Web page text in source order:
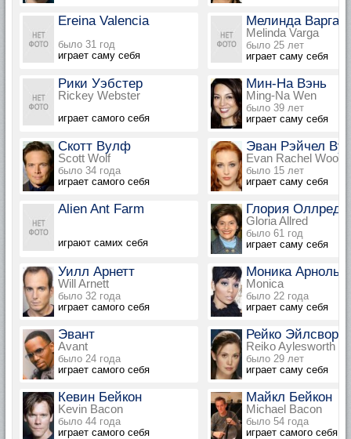
Ereina Valencia
было 31 год
играет саму себя
Мелинда Варга
Melinda Varga
было 25 лет
играет саму себя
Рики Уэбстер
Rickey Webster
играет самого себя
Мин-На Вэнь
Ming-Na Wen
было 39 лет
играет саму себя
Скотт Вулф
Scott Wolf
было 34 года
играет самого себя
Эван Рэйчел Вуд
Evan Rachel Wood
было 15 лет
играет саму себя
Alien Ant Farm
играют самих себя
Глория Оллред
Gloria Allred
было 61 год
играет саму себя
Уилл Арнетт
Will Arnett
было 32 года
играет самого себя
Моника Арнольд
Monica
было 22 года
играет саму себя
Эвант
Avant
было 24 года
играет самого себя
Рейко Эйлсворт
Reiko Aylesworth
было 29 лет
играет саму себя
Кевин Бейкон
Kevin Bacon
было 44 года
играет самого себя
Майкл Бейкон
Michael Bacon
было 54 года
играет самого себя